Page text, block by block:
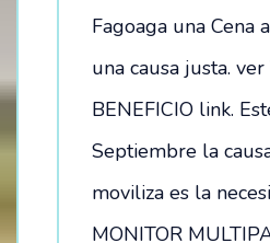
Fagoaga una Cena
una causa justa.
BENEFICIO link.
Septiembre la
moviliza es la
MONITOR